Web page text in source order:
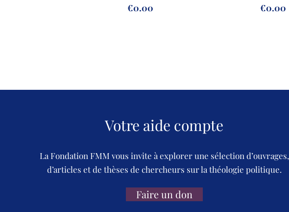
Prix
€0.00 Prix
€0.00
Votre aide compte
La Fondation FMM vous invite à explorer une sélection d’ouvrages,
d’articles et de thèses de chercheurs sur la théologie politique.
Faire un don